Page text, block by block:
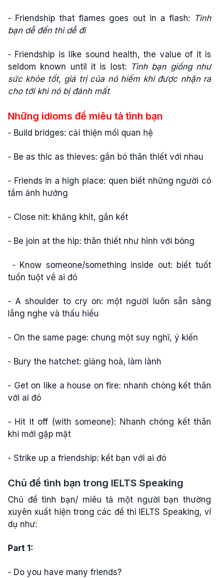
- Friendship that flames goes out in a flash: Tình
bạn dễ đến thì dễ đi
- Friendship is like sound health, the value of it is
seldom known until it is lost: Tình bạn giống như
sức khỏe tốt, giá trị của nó hiếm khi được nhận ra
cho tới khi nó bị đánh mất
Những idioms để miêu tả tình bạn
- Build bridges: cải thiện mối quan hệ
- Be as thic as thieves: gắn bó thân thiết với nhau
- Friends in a high place: quen biết những người có
tầm ảnh hưởng
- Close nit: khăng khít, gắn kết
- Be join at the hip: thân thiết như hình với bóng
- Know someone/something inside out: biết tuốt
tuồn tuột về ai đó
- A shoulder to cry on: một người luôn sẵn sàng
lắng nghe và thấu hiểu
- On the same page: chung một suy nghĩ, ý kiến
- Bury the hatchet: giảng hoà, làm lành
- Get on like a house on fire: nhanh chóng kết thân
với ai đó
- Hit it off (with someone): Nhanh chóng kết thân
khi mới gặp mặt
- Strike up a friendship: kết bạn với ai đó
Chủ đề tình bạn trong IELTS Speaking
Chủ đề tình bạn/ miêu tả một người bạn thường
xuyên xuất hiện trong các đề thi IELTS Speaking, ví
dụ như:
Part 1:
- Do you have many friends?